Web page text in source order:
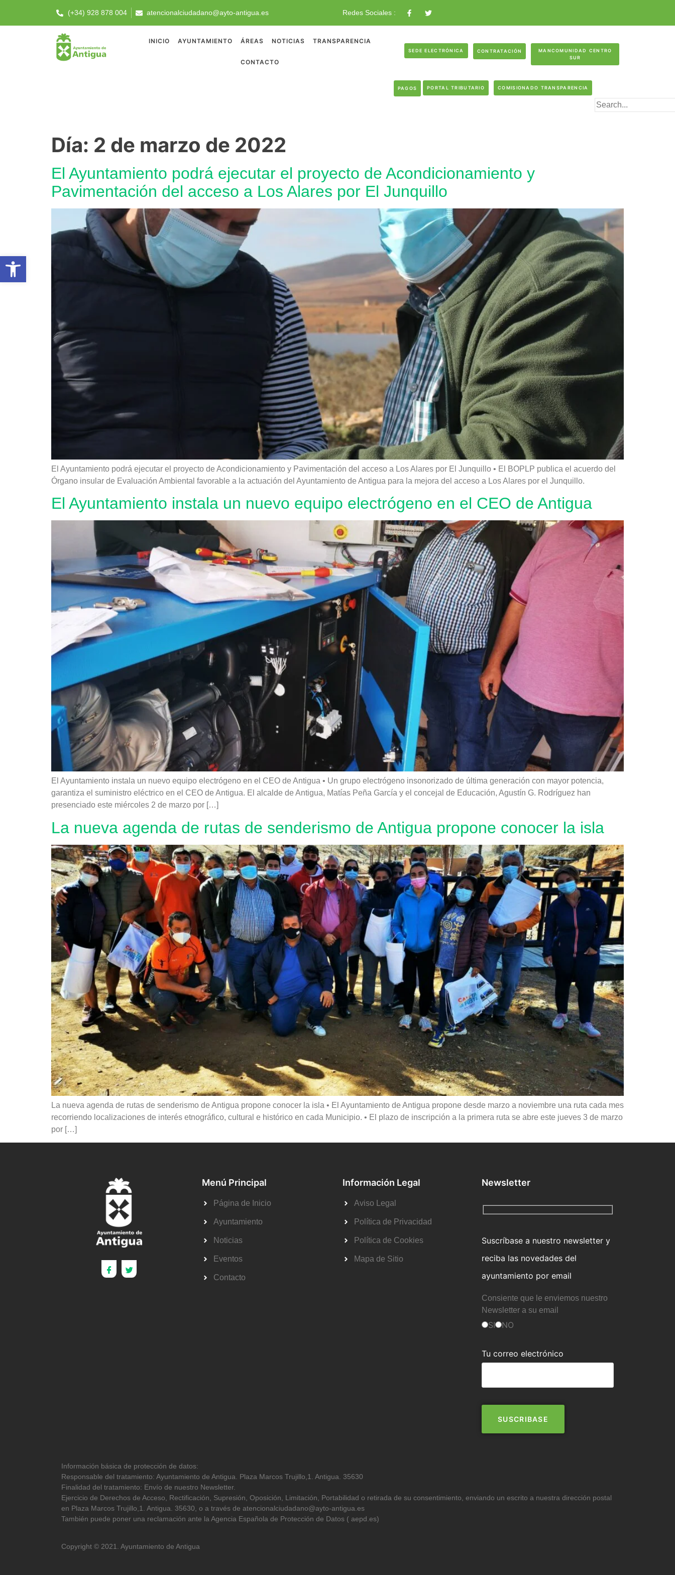
(+34) 928 878 004 atencionalciudadano@ayto-antigua.es Redes Sociales :
INICIO AYUNTAMIENTO ÁREAS NOTICIAS TRANSPARENCIA
CONTACTO
SEDE ELECTRÓNICA CONTRATACIÓN
MANCOMUNIDAD CENTRO
SUR
PAGOS PORTAL TRIBUTARIO COMISIONADO TRANSPARENCIA
Día: 2 de marzo de 2022
El Ayuntamiento podrá ejecutar el proyecto de Acondicionamiento y
Pavimentación del acceso a Los Alares por El Junquillo
El Ayuntamiento podrá ejecutar el proyecto de Acondicionamiento y Pavimentación del acceso a Los Alares por El Junquillo • El BOPLP publica el acuerdo del
Órgano insular de Evaluación Ambiental favorable a la actuación del Ayuntamiento de Antigua para la mejora del acceso a Los Alares por el Junquillo.
El Ayuntamiento instala un nuevo equipo electrógeno en el CEO de Antigua
El Ayuntamiento instala un nuevo equipo electrógeno en el CEO de Antigua • Un grupo electrógeno insonorizado de última generación con mayor potencia,
garantiza el suministro eléctrico en el CEO de Antigua. El alcalde de Antigua, Matías Peña García y el concejal de Educación, Agustín G. Rodríguez han
presenciado este miércoles 2 de marzo por […]
La nueva agenda de rutas de senderismo de Antigua propone conocer la isla
La nueva agenda de rutas de senderismo de Antigua propone conocer la isla • El Ayuntamiento de Antigua propone desde marzo a noviembre una ruta cada mes
recorriendo localizaciones de interés etnográfico, cultural e histórico en cada Municipio. • El plazo de inscripción a la primera ruta se abre este jueves 3 de marzo
por […]
Menú Principal
Página de Inicio
Ayuntamiento
Noticias
Eventos
Contacto
Información Legal
Aviso Legal
Política de Privacidad
Política de Cookies
Mapa de Sitio
Newsletter
Suscríbase a nuestro newsletter y
reciba las novedades del
ayuntamiento por email
Consiente que le enviemos nuestro
Newsletter a su email
SI NO
Tu correo electrónico
Información básica de protección de datos:
Responsable del tratamiento: Ayuntamiento de Antigua. Plaza Marcos Trujillo,1. Antigua. 35630
Finalidad del tratamiento: Envío de nuestro Newsletter.
Ejercicio de Derechos de Acceso, Rectificación, Supresión, Oposición, Limitación, Portabilidad o retirada de su consentimiento, enviando un escrito a nuestra dirección postal
en Plaza Marcos Trujillo,1. Antigua. 35630, o a través de atencionalciudadano@ayto-antigua.es
También puede poner una reclamación ante la Agencia Española de Protección de Datos ( aepd.es)
Copyright © 2021. Ayuntamiento de Antigua
Abrir barra de herramientas